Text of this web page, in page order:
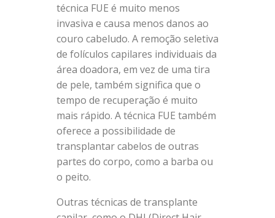
técnica FUE é muito menos
invasiva e causa menos danos ao
couro cabeludo. A remoção seletiva
de folículos capilares individuais da
área doadora, em vez de uma tira
de pele, também significa que o
tempo de recuperação é muito
mais rápido. A técnica FUE também
oferece a possibilidade de
transplantar cabelos de outras
partes do corpo, como a barba ou
o peito.
Outras técnicas de transplante